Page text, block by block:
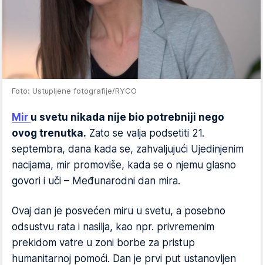
Foto: Ustupljene fotografije/RYCO
Mir u svetu nikada nije bio potrebniji nego
ovog trenutka. Zato se valja podsetiti 21.
septembra, dana kada se, zahvaljujući Ujedinjenim
nacijama, mir promoviše, kada se o njemu glasno
govori i uči – Međunarodni dan mira.
Ovaj dan je posvećen miru u svetu, a posebno
odsustvu rata i nasilja, kao npr. privremenim
prekidom vatre u zoni borbe za pristup
humanitarnoj pomoći. Dan je prvi put ustanovljen